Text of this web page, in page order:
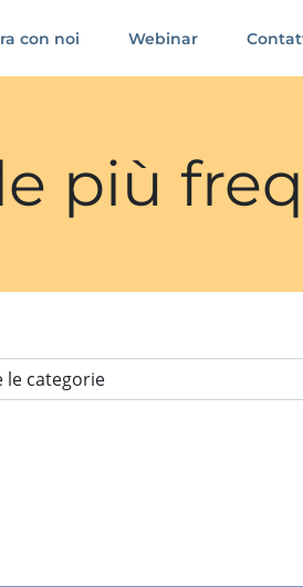
con noi Webinar
più